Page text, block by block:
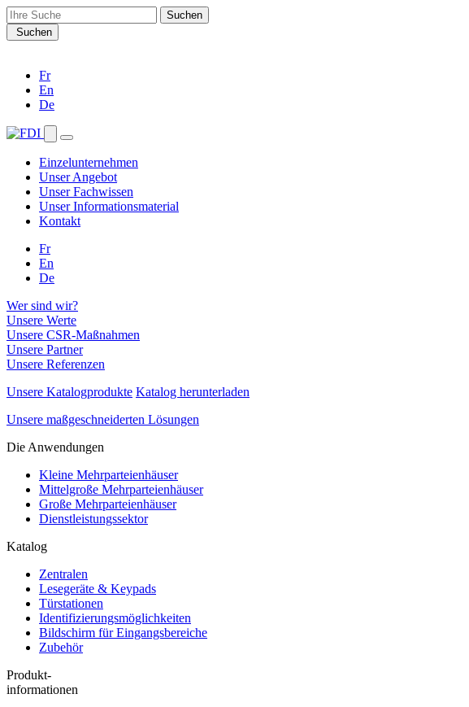
Search
for:Suchen
Fr
En
De
Einzelunternehmen
Unser Angebot
Unser Fachwissen
Unser Informationsmaterial
Kontakt
Fr
En
De
Wer sind wir?
Unsere Werte
Unsere CSR-Maßnahmen
Unsere Partner
Unsere Referenzen
Unsere Katalogprodukte Katalog herunterladen
Unsere maßgeschneiderten Lösungen
Die Anwendungen
Kleine Mehrparteienhäuser
Mittelgroße Mehrparteienhäuser
Große Mehrparteienhäuser
Dienstleistungssektor
Katalog
Zentralen
Lesegeräte & Keypads
Türstationen
Identifizierungsmöglichkeiten
Bildschirm für Eingangsbereiche
Zubehör
Produkt-
informationen